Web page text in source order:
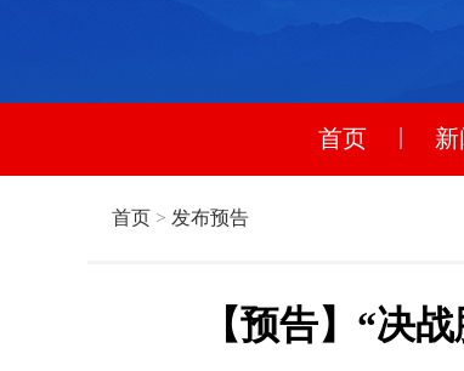
首页 |
首页 > 发布预告
【预告】“决